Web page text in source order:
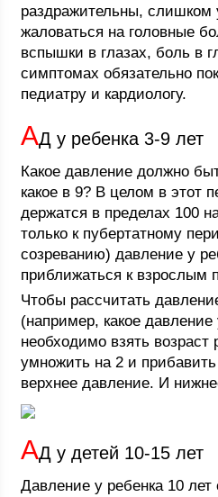
раздражительны, слишком
жаловаться на головные
вспышки в глазах, боль в
симптомах обязательно
педиатру и кардиологу.
АД у ребенка 3-9 лет
Какое давление должно
какое в 9? В целом в этот
держатся в пределах 100
только к пубертатному
созреванию) давление у
приближаться к взрослым
Чтобы рассчитать
(например, какое давление
необходимо взять возраст
умножить на 2 и
верхнее давление. И
АД у детей 10-15 лет
Давление у ребенка 10 лет